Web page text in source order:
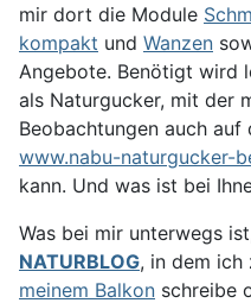
mir dort die Module
kompakt und Wanzen
Angebote. Benötigt wird
als Naturgucker, mit der
Beobachtungen auch
www.nabu-naturgucker-
kann. Und was ist bei
Was bei mir unterwegs
NATURBLOG, in dem ich
meinem Balkon schreibe